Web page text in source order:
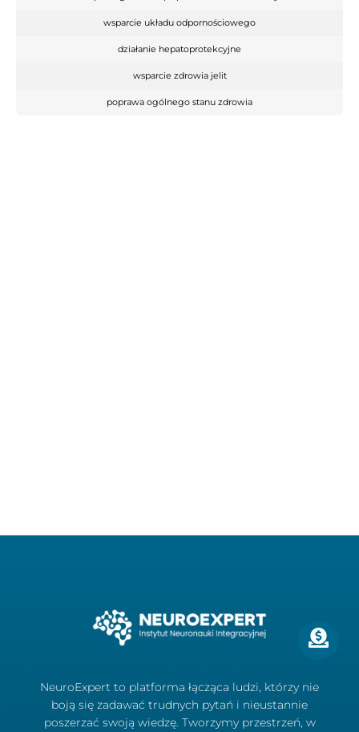
wsparcie układu odpornościowego
działanie hepatoprotekcyjne
wsparcie zdrowia jelit
poprawa ogólnego stanu zdrowia
NeuroExpert to platforma łącząca ludzi, którzy nie
boją się zadawać trudnych pytań i nieustannie
poszerzać swoją wiedzę. Tworzymy przestrzeń, w